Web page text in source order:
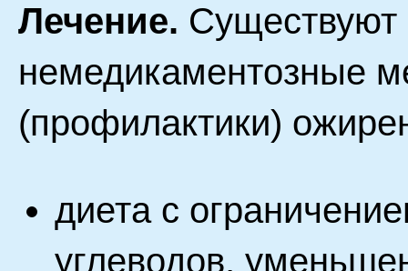
Лечение.
немедикаментозные
(профилактики)
диета с
углеводов,